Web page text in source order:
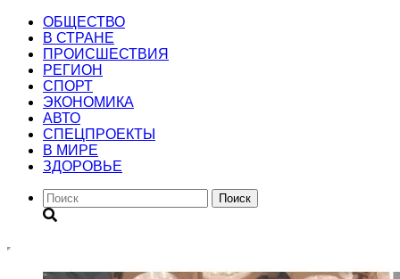
ОБЩЕСТВО
В СТРАНЕ
ПРОИСШЕСТВИЯ
РЕГИОН
CПОРТ
ЭКОНОМИКА
АВТО
СПЕЦПРОЕКТЫ
В МИРЕ
ЗДОРОВЬЕ
Поиск